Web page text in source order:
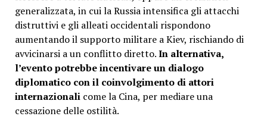
generalizzata, in cui la Russia intensifica gli attacchi
distruttivi e gli alleati occidentali rispondono
aumentando il supporto militare a Kiev, rischiando di
avvicinarsi a un conflitto diretto.In alternativa,
l’evento potrebbe incentivare un dialogo
diplomatico con il coinvolgimento di attori
internazionalicome la Cina, per mediare una
cessazione delle ostilità.